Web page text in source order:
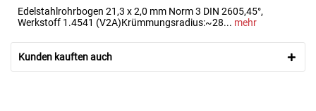
Edelstahlrohrbogen 21,3 x 2,0 mm Norm 3 DIN 2605,45°,
Werkstoff 1.4541 (V2A)Krümmungsradius:~28... mehr
Kunden kauften auch